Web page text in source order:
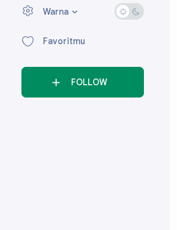
Warna›
Favoritmu
FOLLOW